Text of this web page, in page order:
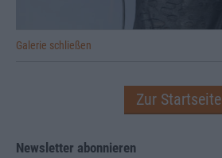
Galerie schließen
Zur Startseite
Newsletter abonnieren